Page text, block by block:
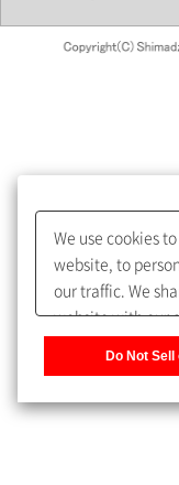
めします
My SHIMADZU for
取扱説明書・
うになります。
We use cookies
website, to
our traffic. We
website with our
Do Not